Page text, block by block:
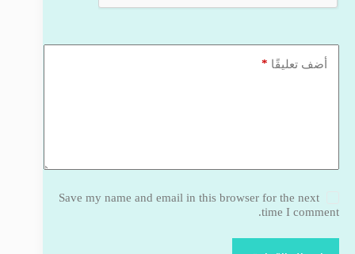
أضف تعليقًا *
Save my name and email in this browser for the next
time I comment.